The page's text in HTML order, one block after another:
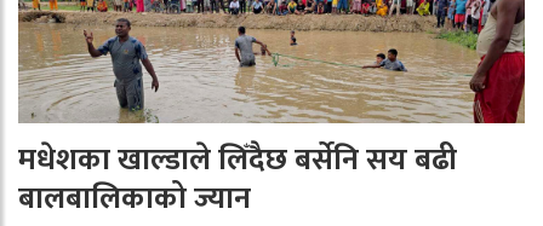
मधेशका खाल्डाले लिँदैछ बर्सेनि सय बढी
बालबालिकाको ज्यान